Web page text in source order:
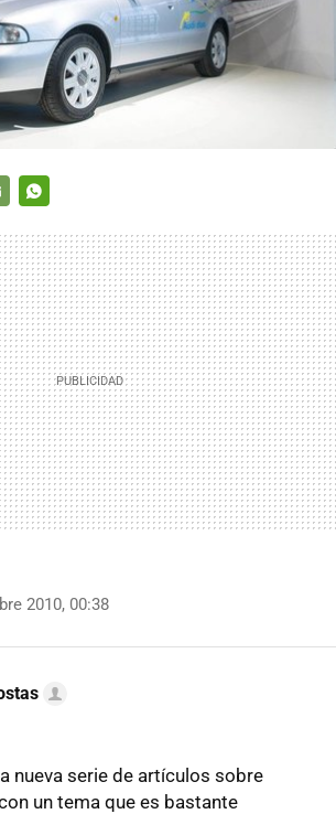
2010, 00:38
nueva serie de artículos sobre
un tema que es bastante